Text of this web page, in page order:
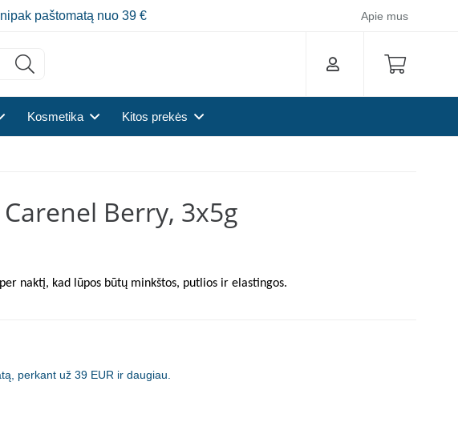
paštomatą nuo 39 € Apie mus
Kosmetika Kitos prekės
Berry, 3x5g
naktį, kad lūpos būtų minkštos, putlios ir elastingos.
perkant už 39 EUR ir daugiau.